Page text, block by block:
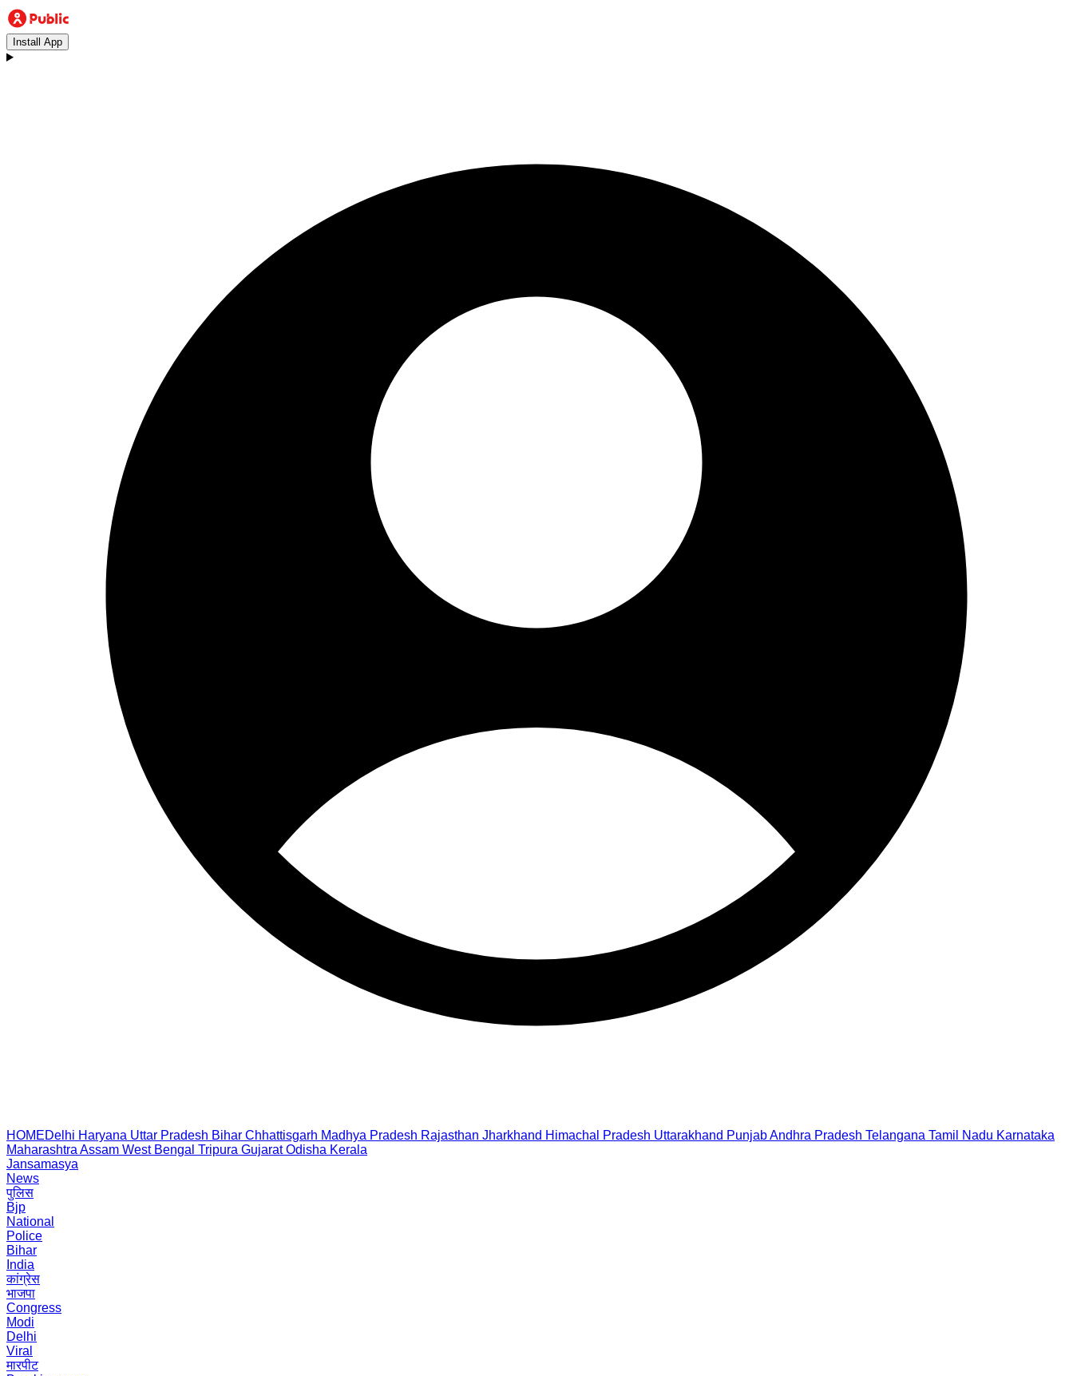
Install App
HOMEDelhi Haryana Uttar Pradesh Bihar Chhattisgarh Madhya Pradesh Rajasthan Jharkhand Himachal Pradesh Uttarakhand PunjabAndhra Pradesh Telangana Tamil Nadu Karnataka
Maharashtra Assam West Bengal Tripura Gujarat Odisha Kerala
Jansamasya
News
पुलिस
Bjp
National
Police
Bihar
India
कांग्रेस
भाजपा
Congress
Modi
Delhi
Viral
मारपीट